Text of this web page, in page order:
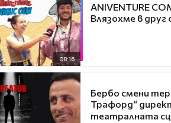
08:16
ANIVENTURE
Влязохме в друг
Бербо смени
Трафорд“
театралната